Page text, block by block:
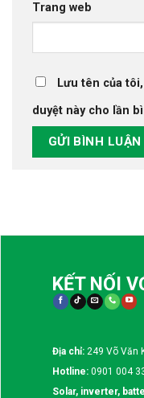
Trang web
Lưu tên của
duyệt này cho lần
KẾT NỐI
Địa chỉ: 249 Võ Văn
Hotline: 0901 004
Solar, inverter,